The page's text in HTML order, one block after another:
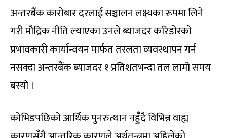
अन्तरबैंक कारोबार दरलाई सञ्चालन लक्ष्यका रूपमा लिने
गरी मौद्रिक नीति ल्याएका उनले ब्याजदर करिडोरको
प्रभावकारी कार्यान्वयन मार्फत तरलता व्यवस्थापन गर्न
नसक्दा अन्तरबैंक ब्याजदर १ प्रतिशतभन्दा तल लामो समय
बस्यो ।
कोभिडपछिको आर्थिक पुनरुत्थान नहुँँदै विभिन्न वाह्य